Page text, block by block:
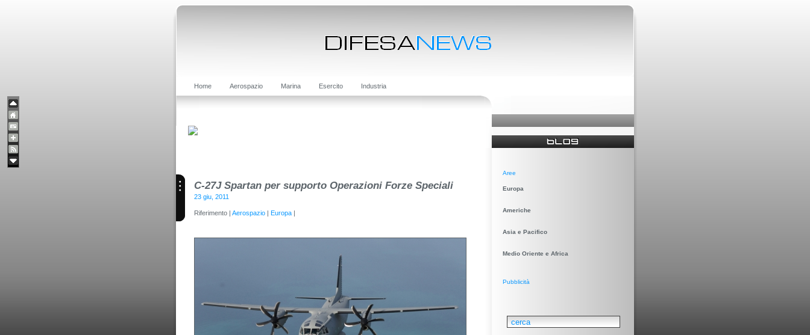
Home Aerospazio Marina Esercito Industria
C-27J Spartan per supporto Operazioni Forze Speciali
23 giu, 2011
Riferimento | Aerospazio | Europa |
Aree
Europa
Americhe
Asia e Pacifico
Medio Oriente e Africa
Pubblicità